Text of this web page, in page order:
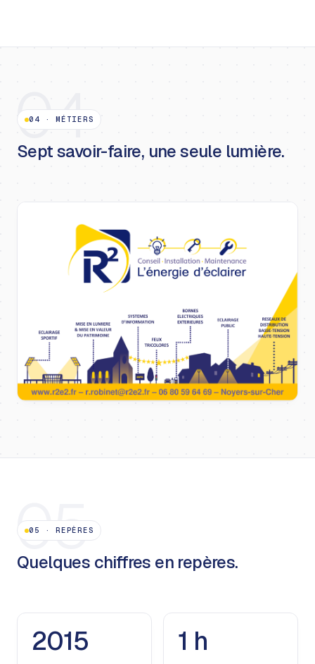
04
04 ·MÉTIERS
Sept savoir-faire, une seule lumière.
05
05 ·REPÈRES
Quelques chiffres en repères.
2015 1 h